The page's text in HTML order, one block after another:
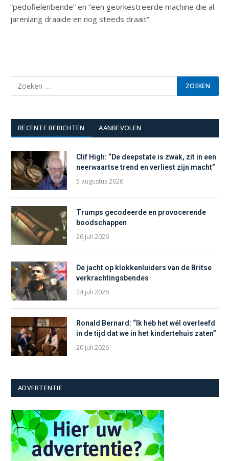
“pedofielenbende” en “een georkestreerde machine die al
jarenlang draaide en nog steeds draait”.
RECENTE BERICHTEN AANBEVOLEN
Clif High: “De deepstate is zwak, zit in een
neerwaartse trend en verliest zijn macht”
5 augustus 2026
Trumps gecodeerde en provocerende
boodschappen
26 juli 2026
De jacht op klokkenluiders van de Britse
verkrachtingsbendes
24 juli 2026
Ronald Bernard: “Ik heb het wél overleefd
in de tijd dat we in het kindertehuis zaten”
20 juli 2026
ADVERTENTIE